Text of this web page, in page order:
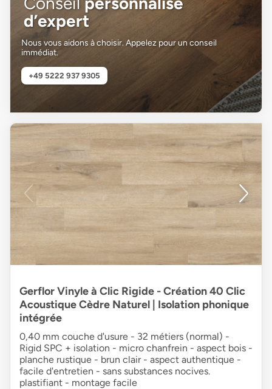
d’expert
Nous vous aidons à choisir. Appelez pour un conseil
immédiat.
+49 5222 937 9305
Gerflor Vinyle à Clic Rigide - Création 40 Clic
Acoustique Cèdre Naturel | Isolation phonique
intégrée
0,40 mm couche d'usure - 32 métiers (normal) -
Rigid SPC + isolation - micro chanfrein - aspect bois -
planche rustique - brun clair - aspect authentique -
facile d'entretien - sans substances nocives.
plastifiant - montage facile